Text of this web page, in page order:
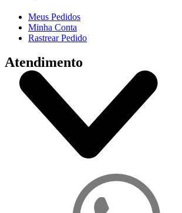
Meus Pedidos
Minha Conta
Rastrear Pedido
Atendimento